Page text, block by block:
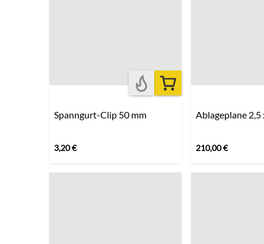
Spanngurt-Clip 50 mm
3,20€
Ablageplane 2,5
210,00€